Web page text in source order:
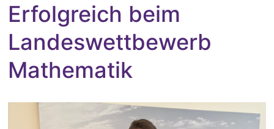
Erfolgreich beim
Landeswettbewerb
Mathematik